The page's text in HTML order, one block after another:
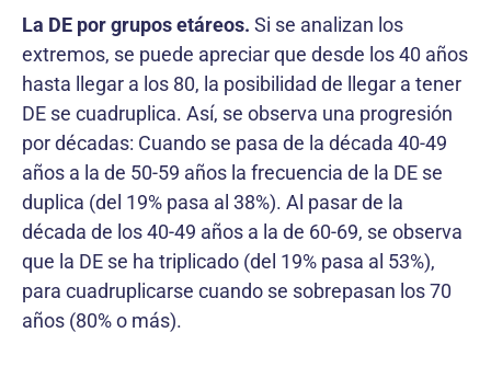
La DE por grupos etáreos. Si se analizan los
extremos, se puede apreciar que desde los 40 años
hasta llegar a los 80, la posibilidad de llegar a tener
DE se cuadruplica. Así, se observa una progresión
por décadas: Cuando se pasa de la década 40-49
años a la de 50-59 años la frecuencia de la DE se
duplica (del 19% pasa al 38%). Al pasar de la
década de los 40-49 años a la de 60-69, se observa
que la DE se ha triplicado (del 19% pasa al 53%),
para cuadruplicarse cuando se sobrepasan los 70
años (80% o más).